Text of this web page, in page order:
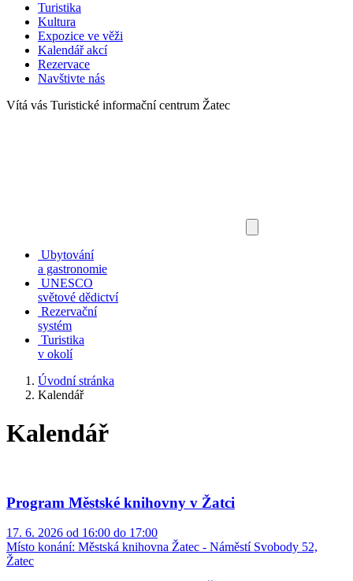
Turistika
Kultura
Expozice ve věži
Kalendář akcí
Rezervace
Navštivte nás
Vítá vás Turistické informační centrum Žatec
Ubytování
a gastronomie
UNESCO
světové dědictví
Rezervační
systém
Turistika
v okolí
Úvodní stránka
Kalendář
Kalendář
Program Městské knihovny v Žatci
17. 6. 2026 od 16:00 do 17:00
Místo konání: Městská knihovna Žatec - Náměstí Svobody 52,
Žatec